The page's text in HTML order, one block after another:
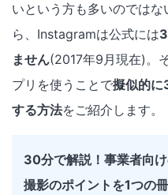
いという方も多いのでは
ら、Instagramは公式には
ません(2017年9月現在)。
プリを使うことで擬似的
する方法をご紹介します。
30分で解説！事業者向
撮影のポイントを1つの